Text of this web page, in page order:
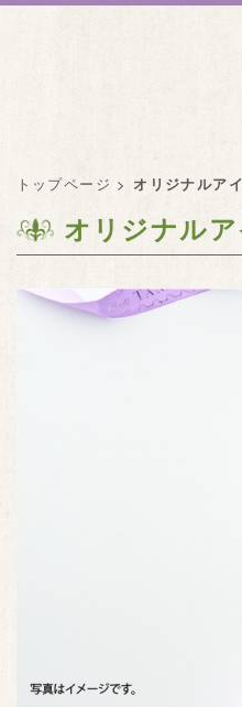
トップページ >オリジナルア
オリジナル